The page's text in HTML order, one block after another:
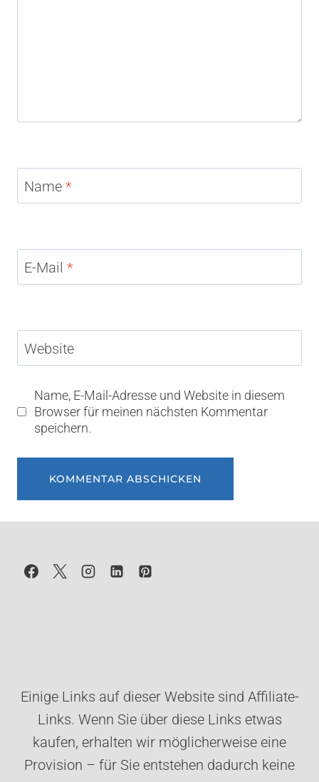
Name *
E-Mail *
Website
Name, E-Mail-Adresse und Website in diesem
Browser für meinen nächsten Kommentar
speichern.
Einige Links auf dieser Website sind Affiliate-
Links. Wenn Sie über diese Links etwas
kaufen, erhalten wir möglicherweise eine
Provision – für Sie entstehen dadurch keine